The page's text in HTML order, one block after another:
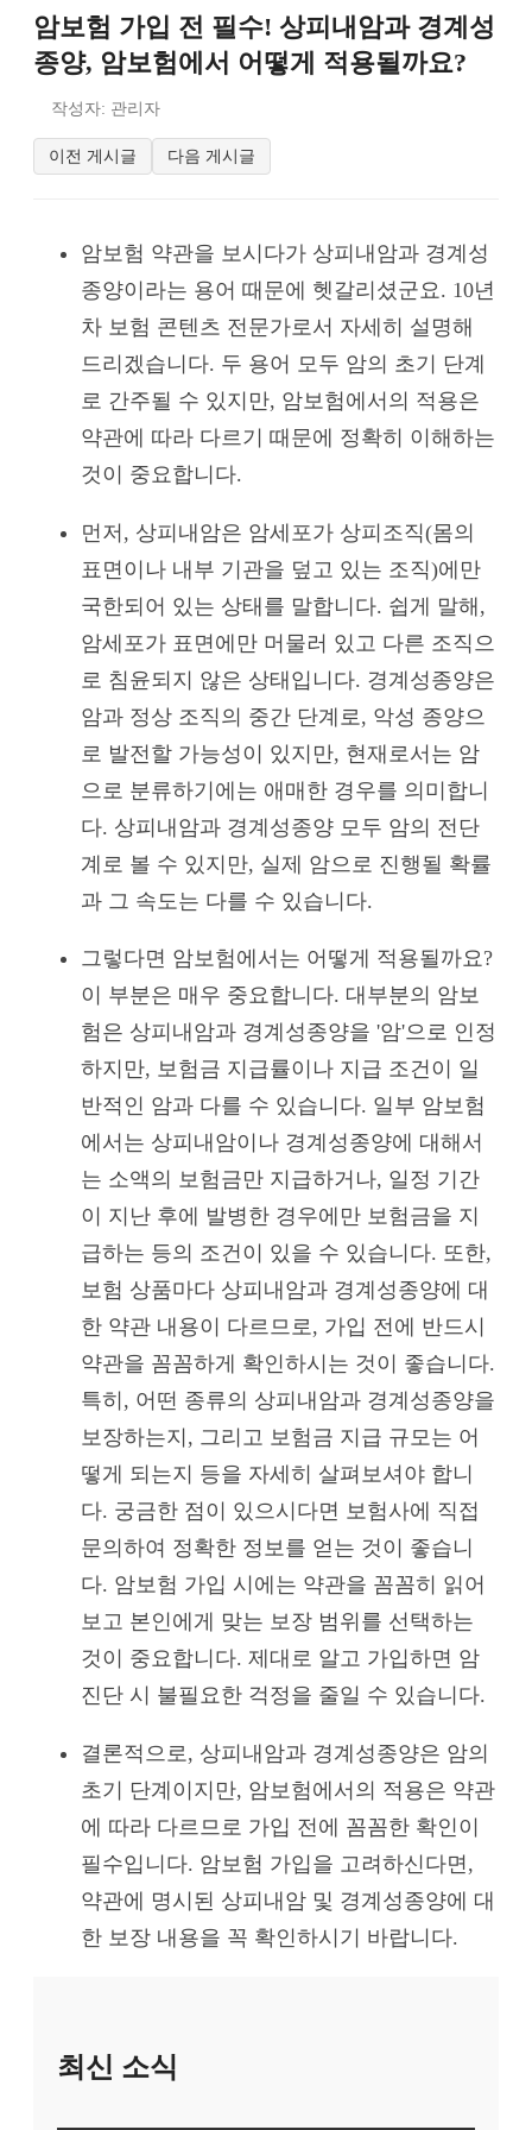
암보험 가입 전 필수! 상피내암과 경계성
종양, 암보험에서 어떻게 적용될까요?
작성자: 관리자
이전 게시글 다음 게시글
암보험 약관을 보시다가 상피내암과 경계성
종양이라는 용어 때문에 헷갈리셨군요. 10년
차 보험 콘텐츠 전문가로서 자세히 설명해
드리겠습니다. 두 용어 모두 암의 초기 단계
로 간주될 수 있지만, 암보험에서의 적용은
약관에 따라 다르기 때문에 정확히 이해하는
것이 중요합니다.
먼저, 상피내암은 암세포가 상피조직(몸의
표면이나 내부 기관을 덮고 있는 조직)에만
국한되어 있는 상태를 말합니다. 쉽게 말해,
암세포가 표면에만 머물러 있고 다른 조직으
로 침윤되지 않은 상태입니다. 경계성종양은
암과 정상 조직의 중간 단계로, 악성 종양으
로 발전할 가능성이 있지만, 현재로서는 암
으로 분류하기에는 애매한 경우를 의미합니
다. 상피내암과 경계성종양 모두 암의 전단
계로 볼 수 있지만, 실제 암으로 진행될 확률
과 그 속도는 다를 수 있습니다.
그렇다면 암보험에서는 어떻게 적용될까요?
이 부분은 매우 중요합니다. 대부분의 암보
험은 상피내암과 경계성종양을 '암'으로 인정
하지만, 보험금 지급률이나 지급 조건이 일
반적인 암과 다를 수 있습니다. 일부 암보험
에서는 상피내암이나 경계성종양에 대해서
는 소액의 보험금만 지급하거나, 일정 기간
이 지난 후에 발병한 경우에만 보험금을 지
급하는 등의 조건이 있을 수 있습니다. 또한,
보험 상품마다 상피내암과 경계성종양에 대
한 약관 내용이 다르므로, 가입 전에 반드시
약관을 꼼꼼하게 확인하시는 것이 좋습니다.
특히, 어떤 종류의 상피내암과 경계성종양을
보장하는지, 그리고 보험금 지급 규모는 어
떻게 되는지 등을 자세히 살펴보셔야 합니
다. 궁금한 점이 있으시다면 보험사에 직접
문의하여 정확한 정보를 얻는 것이 좋습니
다. 암보험 가입 시에는 약관을 꼼꼼히 읽어
보고 본인에게 맞는 보장 범위를 선택하는
것이 중요합니다. 제대로 알고 가입하면 암
진단 시 불필요한 걱정을 줄일 수 있습니다.
결론적으로, 상피내암과 경계성종양은 암의
초기 단계이지만, 암보험에서의 적용은 약관
에 따라 다르므로 가입 전에 꼼꼼한 확인이
필수입니다. 암보험 가입을 고려하신다면,
약관에 명시된 상피내암 및 경계성종양에 대
한 보장 내용을 꼭 확인하시기 바랍니다.
최신 소식